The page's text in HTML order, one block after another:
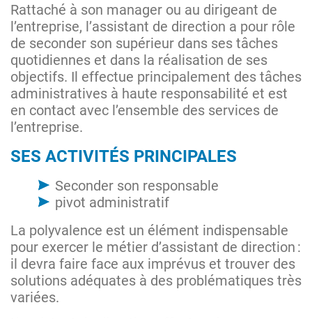
Rattaché à son manager ou au dirigeant de
l’entreprise, l’assistant de direction a pour rôle
de seconder son supérieur dans ses tâches
quotidiennes et dans la réalisation de ses
objectifs. Il effectue principalement des tâches
administratives à haute responsabilité et est
en contact avec l’ensemble des services de
l’entreprise.
SES ACTIVITÉS PRINCIPALES
Seconder son responsable
pivot administratif
La polyvalence est un élément indispensable
pour exercer le métier d’assistant de direction :
il devra faire face aux imprévus et trouver des
solutions adéquates à des problématiques très
variées.